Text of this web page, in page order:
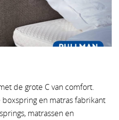
de grote C van comfort.
en matras fabrikant
matrassen en